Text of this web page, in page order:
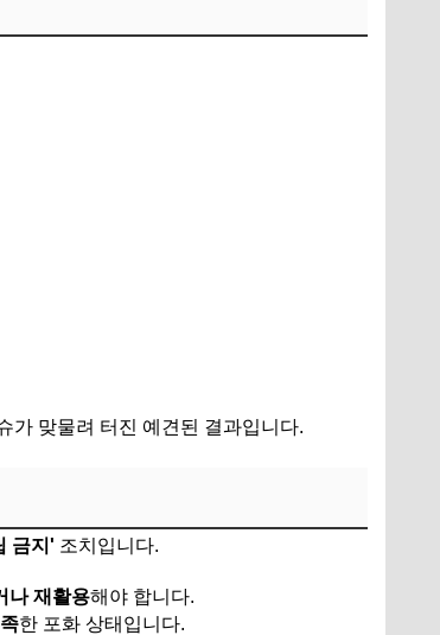
가 맞물려 터진 예견된 결과입니다.
금지' 조치입니다.
나 재활용해야 합니다.
한 포화 상태입니다.